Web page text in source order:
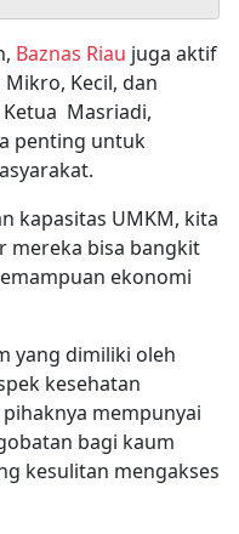
Baznas Riau juga aktif
Kecil, dan
Masriadi,
penting untuk
kapasitas UMKM, kita
mereka bisa bangkit
ekonomi
yang dimiliki oleh
kesehatan
mempunyai
bagi kaum
kesulitan mengakses